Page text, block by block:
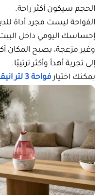
إلى تجربة أهدأ وأكثر ترتيبًا.
يمكنك اختيارفواحة 3 لتر انيقة KW-2213
ما أنواع الفواحات
هناك أكثر من نوع،
الفواحات مناسبة
للممرات أو دورات المياه
أشهر الأنواع هي أجهزة